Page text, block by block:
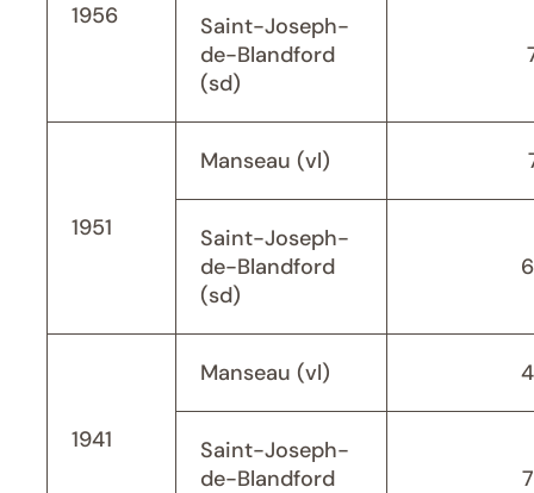
1956
Saint-Joseph-
de-Blandford
(sd)
1951
Manseau (vl)
Saint-Joseph-
de-Blandford
(sd)
1941
Manseau (vl)
Saint-Joseph-
de-Blandford